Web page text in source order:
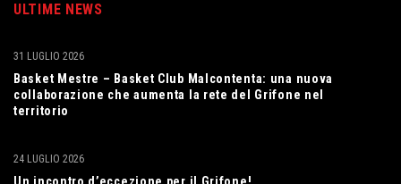
ULTIME NEWS
Basket Mestre – Basket Club Malcontenta: una nuova
collaborazione che aumenta la rete del Grifone nel
territorio
31 LUGLIO 2026
24 LUGLIO 2026